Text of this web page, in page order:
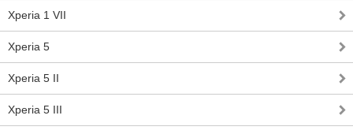
Xperia 1 VII
Xperia 5
Xperia 5 II
Xperia 5 III